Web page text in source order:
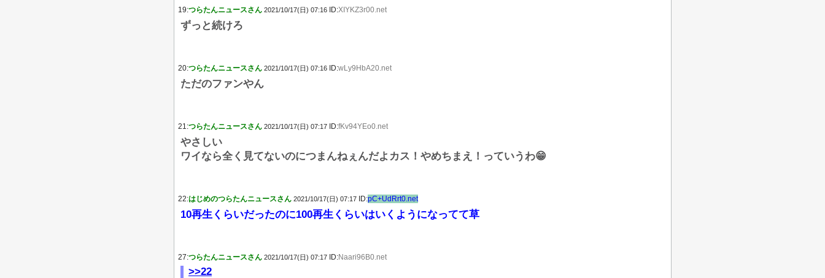
19:つらたんニュースさん 2021/10/17(日) 07:16 ID:XIYKZ3r00.net
ずっと続けろ
20:つらたんニュースさん 2021/10/17(日) 07:16 ID:wLy9HbA20.net
ただのファンやん
21:つらたんニュースさん 2021/10/17(日) 07:17 ID:fKv94YEo0.net
やさしい
ワイなら全く見てないのにつまんねぇんだよカス！やめちまえ！っていうわ😁
22:はじめのつらたんニュースさん 2021/10/17(日) 07:17 ID:pC+UdRrt0.net
10再生くらいだったのに100再生くらいはいくようになってて草
27:つらたんニュースさん 2021/10/17(日) 07:17 ID:Naari96B0.net
>>22